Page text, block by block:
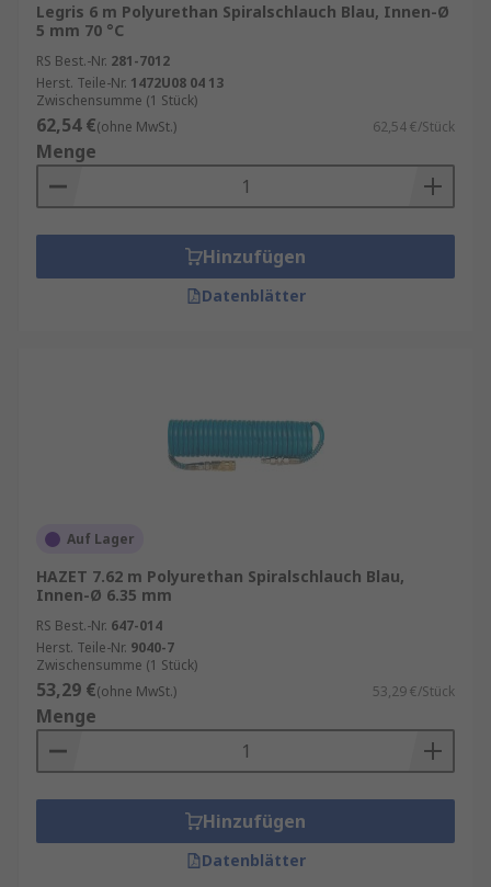
Legris 6 m Polyurethan Spiralschlauch Blau, Innen-Ø
5 mm 70 °C
RS Best.-Nr. 281-7012
Herst. Teile-Nr. 1472U08 04 13
Zwischensumme (1 Stück)
62,54 €(ohne MwSt.) 62,54 €/Stück
Menge
Hinzufügen
Datenblätter
Auf Lager
HAZET 7.62 m Polyurethan Spiralschlauch Blau,
Innen-Ø 6.35 mm
RS Best.-Nr. 647-014
Herst. Teile-Nr. 9040-7
Zwischensumme (1 Stück)
53,29 €(ohne MwSt.) 53,29 €/Stück
Menge
Hinzufügen
Datenblätter